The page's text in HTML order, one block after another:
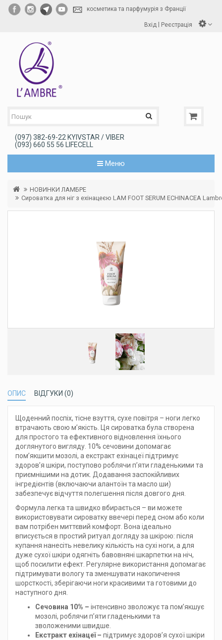
косметика та парфумурія з Франції
Вхід Реєстрація
(097) 382-69-22 KYIVSTAR / VIBER
(093) 660 55 56 LIFECELL
Меню
НОВИНКИ ЛАМБРЕ
Сироватка для ніг з ехінацеєю LAM FOOT SERUM ECHINACEA
ОПИС ВІДГУКИ (0)
Щоденний поспіх, тісне взуття, сухе повітря – ноги легко
втрачають свою м’якість. Ця сироватка була створена
для простого та ефективного відновлення їхнього
доглянутого вигляду. 10% сечовини допомагає
пом’якшити мозолі, а екстракт ехінацеї підтримує
здоров’я шкіри, поступово роблячи п’яти гладенькими та
приємнішими на дотик. Додавання заспокійливих
інгредієнтів (включаючи алантоїн та масло ши)
забезпечує відчуття полегшення після довгого дня.
Формула легка та швидко вбирається – ви можете
використовувати сироватку ввечері перед сном або коли
вам потрібен миттєвий комфорт. Вона ідеально
вписується в простий ритуал догляду за шкірою: після
купання нанесіть невелику кількість на сухі ноги, а для
дуже сухої шкіри одягніть бавовняні шкарпетки на ніч,
щоб посилити ефект. Регулярне використання допомагає
підтримувати вологу та зменшувати накопичення
шорсткості, зберігаючи ноги красивими та готовими до
наступного дня.
Сечовина 10% – інтенсивно зволожує та пом’якшує
мозолі, роблячи п’яти гладенькими та
зволоженими швидше.
Екстракт ехінацеї – підтримує здоров’я сухої шкіри